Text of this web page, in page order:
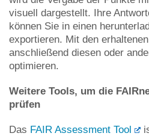
visuell dargestellt. Ihre
können Sie in einen
exportieren. Mit den
anschließend diesen oder
optimieren.
Weitere Tools, um die
prüfen
Das FAIR Assessment Tool